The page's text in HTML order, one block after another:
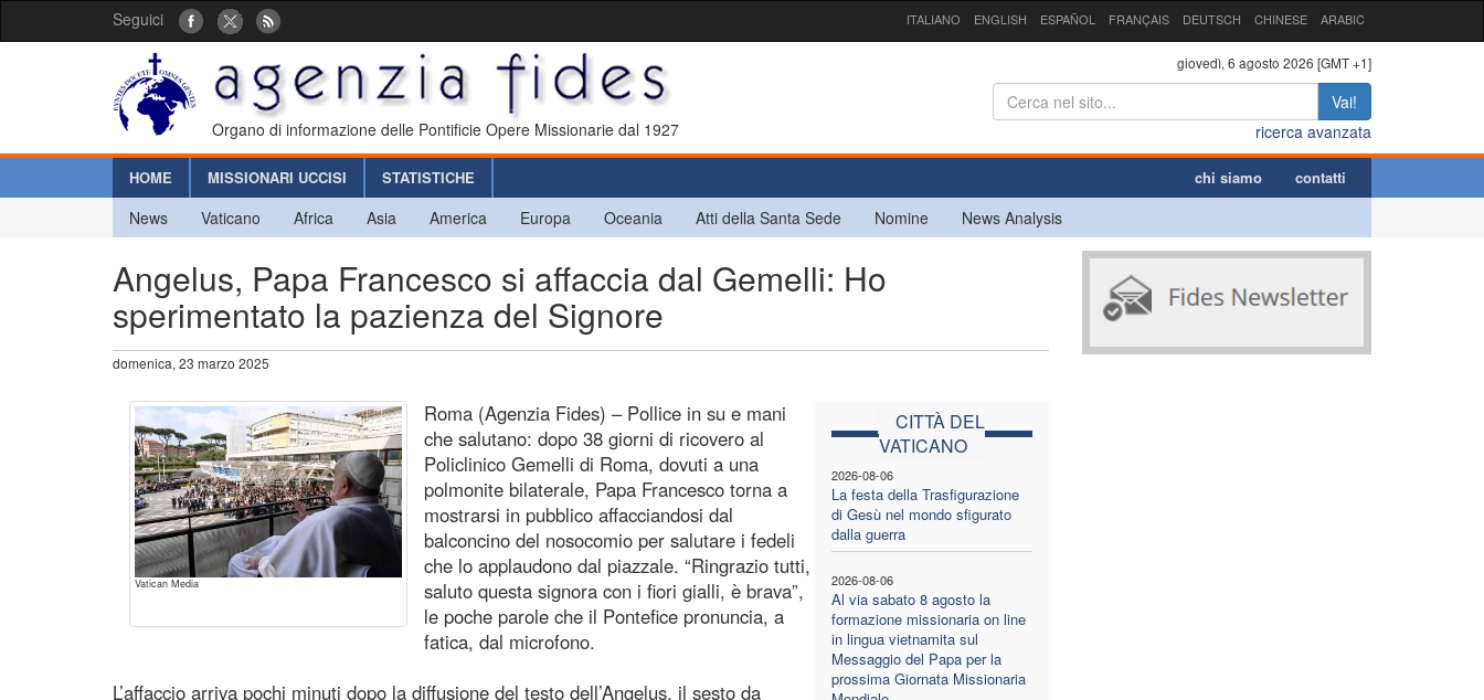
Seguici ITALIANO ENGLISH ESPAÑOL FRANÇAIS DEUTSCH CHINESE ARABIC
Organo di informazione delle Pontificie Opere Missionarie dal 1927
giovedì, 6 agosto 2026 [GMT +1]
Vai!
ricerca avanzata
HOME MISSIONARI UCCISI STATISTICHE chi siamo contatti
News Vaticano Africa Asia America Europa Oceania Atti della Santa Sede Nomine News Analysis
Angelus, Papa Francesco si affaccia dal Gemelli: Ho
sperimentato la pazienza del Signore
domenica, 23 marzo 2025
Vatican Media
CITTÀ DEL
VATICANO
2026-08-06
La festa della Trasfigurazione
di Gesù nel mondo sfigurato
dalla guerra
2026-08-06
Al via sabato 8 agosto la
formazione missionaria on line
in lingua vietnamita sul
Messaggio del Papa per la
prossima Giornata Missionaria
Roma (Agenzia Fides) – Pollice in su e mani
che salutano: dopo 38 giorni di ricovero al
Policlinico Gemelli di Roma, dovuti a una
polmonite bilaterale, Papa Francesco torna a
mostrarsi in pubblico affacciandosi dal
balconcino del nosocomio per salutare i fedeli
che lo applaudono dal piazzale. “Ringrazio tutti,
saluto questa signora con i fiori gialli, è brava”,
le poche parole che il Pontefice pronuncia, a
fatica, dal microfono.
L’affaccio arriva pochi minuti dopo la diffusione del testo dell’Angelus, il sesto da